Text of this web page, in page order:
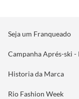
Seja um Franqueado
Campanha Aprés-ski -
Historia da Marca
Rio Fashion Week